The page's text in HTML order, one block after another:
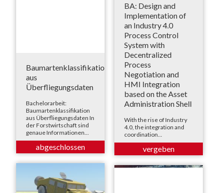
BA: Design and
Implementation of
an Industry 4.0
Process Control
System with
Decentralized
Process
Negotiation and
HMI Integration
based on the Asset
Administration Shell
With the rise of Industry
4.0, the integration and
coordination...
Baumartenklassifikation
aus
Überfliegungsdaten
Bachelorarbeit:
Baumartenklassifikation
aus Überfliegungsdaten In
der Forstwirtschaft sind
genaue Informationen...